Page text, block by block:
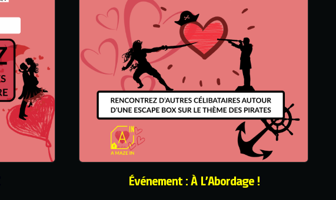
Événement : À L’Abordage !